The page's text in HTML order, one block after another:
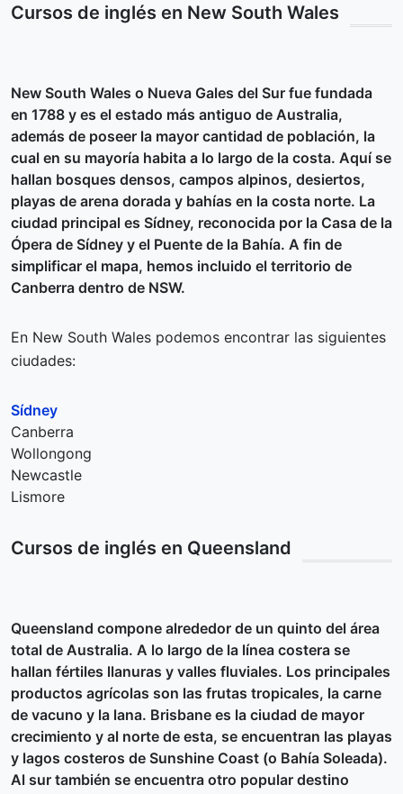
Cursos de inglés en New South Wales
New South Wales o Nueva Gales del Sur fue fundada
en 1788 y es el estado más antiguo de Australia,
además de poseer la mayor cantidad de población, la
cual en su mayoría habita a lo largo de la costa. Aquí se
hallan bosques densos, campos alpinos, desiertos,
playas de arena dorada y bahías en la costa norte. La
ciudad principal es Sídney, reconocida por la Casa de la
Ópera de Sídney y el Puente de la Bahía. A fin de
simplificar el mapa, hemos incluido el territorio de
Canberra dentro de NSW.
En New South Wales podemos encontrar las siguientes
ciudades:
Sídney
Canberra
Wollongong
Newcastle
Lismore
Cursos de inglés en Queensland
Queensland compone alrededor de un quinto del área
total de Australia. A lo largo de la línea costera se
hallan fértiles llanuras y valles fluviales. Los principales
productos agrícolas son las frutas tropicales, la carne
de vacuno y la lana. Brisbane es la ciudad de mayor
crecimiento y al norte de esta, se encuentran las playas
y lagos costeros de Sunshine Coast (o Bahía Soleada).
Al sur también se encuentra otro popular destino